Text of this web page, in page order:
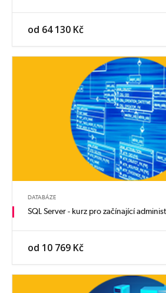
od 64 130 Kč
DATABÁZE
SQL Server - kurz pro začínající
od 10 769 Kč